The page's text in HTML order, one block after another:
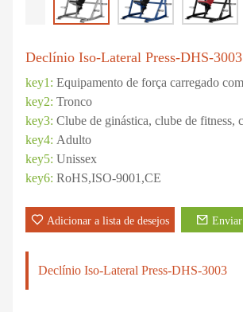
Declínio Iso-Lateral Press-DHS-3003
key1: Equipamento de força carregado
key2: Tronco
key3: Clube de ginástica, clube de fitness,
key4: Adulto
key5: Unissex
key6: RoHS,ISO-9001,CE
Adicionar a lista de desejos
Declínio Iso-Lateral Press-DHS-3003